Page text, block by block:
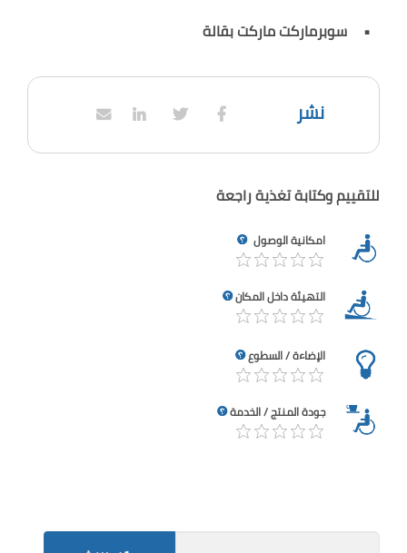
سوبرماركت ماركت بقالة
نشر
للتقييم وكتابة تغذية راجعة
امكانية الوصول
التهيئة داخل المكان
الإضاءة / السطوع
جودة المنتج / الخدمة